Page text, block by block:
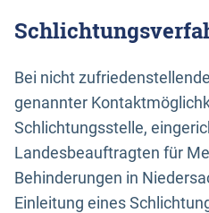
Bei nicht
genannter
Schlichtungsstelle,
Landesbeauftragten für
Behinderungen in
Einleitung eines